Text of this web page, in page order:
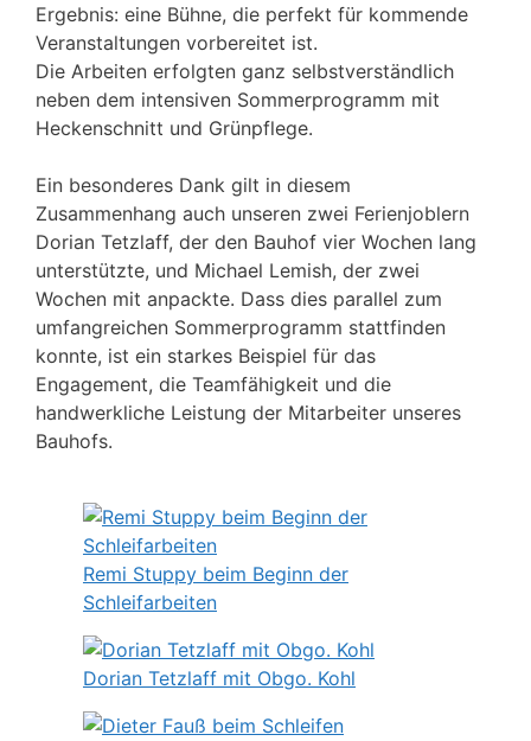
Ergebnis: eine Bühne, die perfekt für kommende
Veranstaltungen vorbereitet ist.
Die Arbeiten erfolgten ganz selbstverständlich
neben dem intensiven Sommerprogramm mit
Heckenschnitt und Grünpflege.
Ein besonderes Dank gilt in diesem
Zusammenhang auch unseren zwei Ferienjoblern
Dorian Tetzlaff, der den Bauhof vier Wochen lang
unterstützte, und Michael Lemish, der zwei
Wochen mit anpackte. Dass dies parallel zum
umfangreichen Sommerprogramm stattfinden
konnte, ist ein starkes Beispiel für das
Engagement, die Teamfähigkeit und die
handwerkliche Leistung der Mitarbeiter unseres
Bauhofs.
Remi Stuppy beim Beginn der
Schleifarbeiten
Dorian Tetzlaff mit Obgo. Kohl